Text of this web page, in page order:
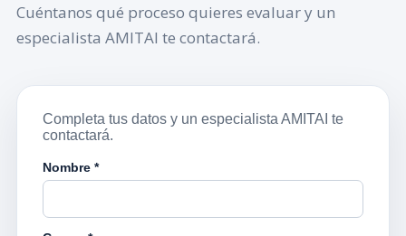
Cuéntanos qué proceso quieres evaluar y un
especialista AMITAI te contactará.